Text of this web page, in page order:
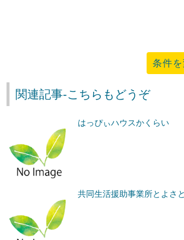
条件
関連記事-こちらもどうぞ
はっぴぃハウスかくらい
共同生活援助事業所とよさと